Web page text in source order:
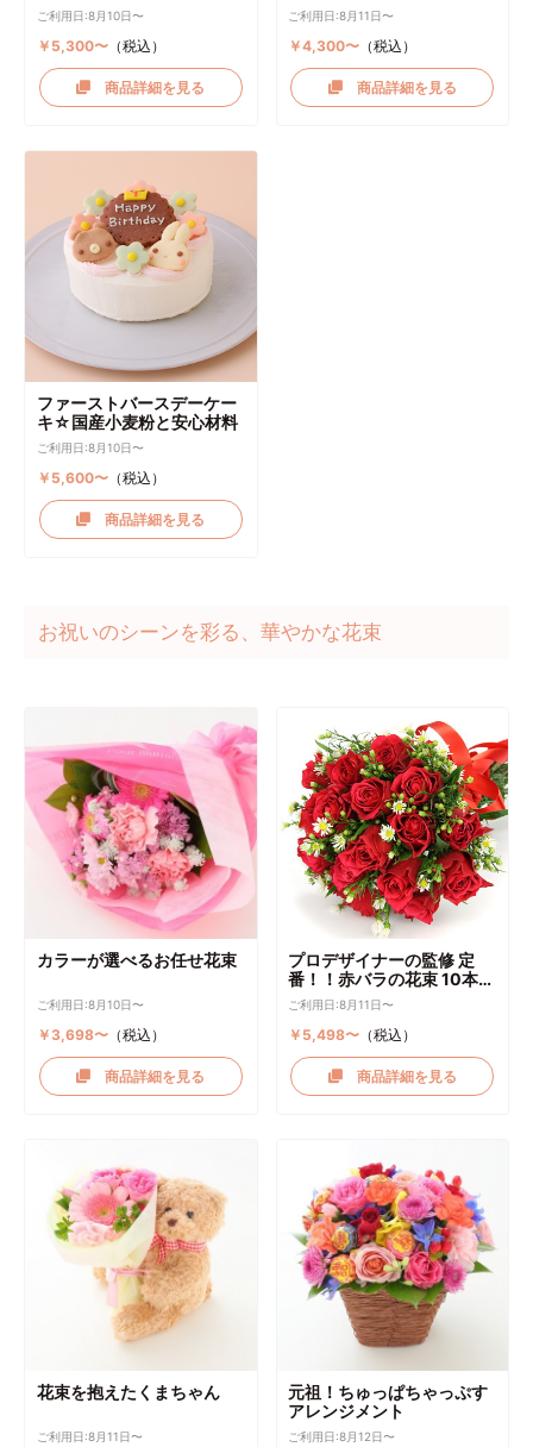
デーケーキ ケーキトッパー
付き
ご利用日:8月10日〜
￥5,300〜（税込）
商品詳細を見る
リーム
ご利用日:8月11日〜
￥4,300〜 （税込）
商品詳細を見る
ファーストバースデーケー
キ☆国産小麦粉と安心材料
ご利用日:8月10日〜
￥5,600〜（税込）
商品詳細を見る
お祝いのシーンを彩る、華やかな花束
カラーが選べるお任せ花束
ご利用日:8月10日〜
￥3,698〜（税込）
商品詳細を見る
プロデザイナーの監修 定
番！！赤バラの花束 10本～
選択可能
ご利用日:8月11日〜
￥5,498〜 （税込）
商品詳細を見る
花束を抱えたくまちゃん
ご利用日:8月11日〜
元祖！ちゅっぱちゃっぷす
アレンジメント
ご利用日:8月12日〜